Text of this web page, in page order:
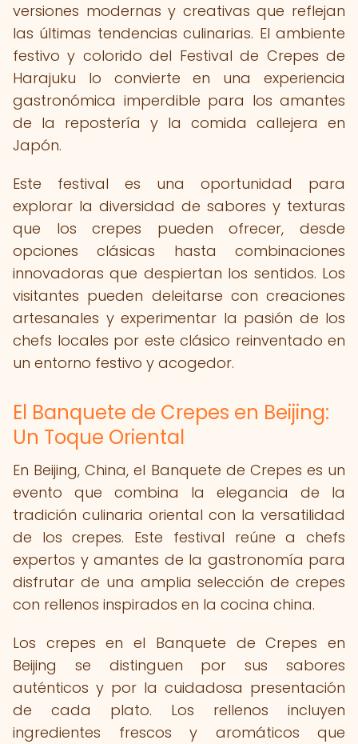
versiones modernas y creativas que reflejan
las últimas tendencias culinarias. El ambiente
festivo y colorido del Festival de Crepes de
Harajuku lo convierte en una experiencia
gastronómica imperdible para los amantes
de la repostería y la comida callejera en
Japón.
Este festival es una oportunidad para
explorar la diversidad de sabores y texturas
que los crepes pueden ofrecer, desde
opciones clásicas hasta combinaciones
innovadoras que despiertan los sentidos. Los
visitantes pueden deleitarse con creaciones
artesanales y experimentar la pasión de los
chefs locales por este clásico reinventado en
un entorno festivo y acogedor.
El Banquete de Crepes en Beijing:
Un Toque Oriental
En Beijing, China, el Banquete de Crepes es un
evento que combina la elegancia de la
tradición culinaria oriental con la versatilidad
de los crepes. Este festival reúne a chefs
expertos y amantes de la gastronomía para
disfrutar de una amplia selección de crepes
con rellenos inspirados en la cocina china.
Los crepes en el Banquete de Crepes en
Beijing se distinguen por sus sabores
auténticos y por la cuidadosa presentación
de cada plato. Los rellenos incluyen
ingredientes frescos y aromáticos que